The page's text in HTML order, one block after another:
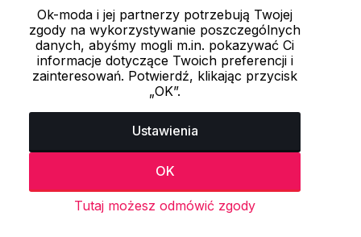
69 zł10.5 zł 179 zł 104.3 zł
Załaduj więcej 24 przedmiotów
1 2 3 4 5 6 7 8
Ostatnio oglądane produkty
Ok-moda i jej partnerzy potrzebują Twojej
zgody na wykorzystywanie poszczególnych
danych, abyśmy mogli m.in. pokazywać Ci
informacje dotyczące Twoich preferencji i
zainteresowań. Potwierdź, klikając przycisk
„OK”.
Ustawienia
OK
Tutaj możesz odmówić zgody